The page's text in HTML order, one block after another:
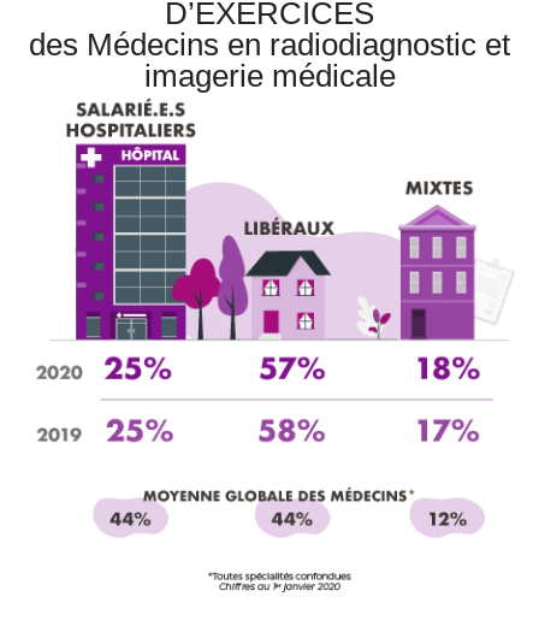
D’EXERCICES
des Médecins en radiodiagnostic et
imagerie médicale